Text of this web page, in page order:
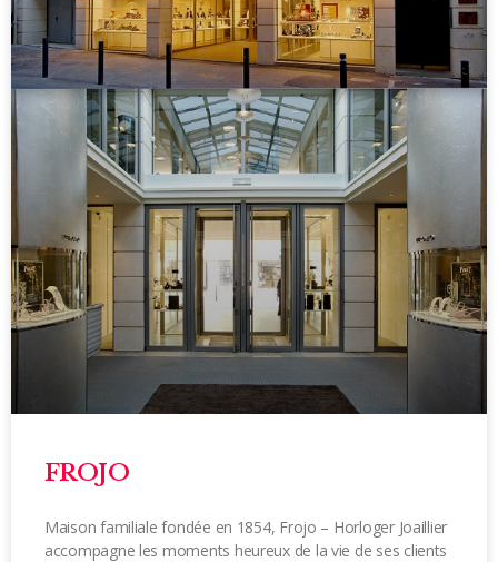
FROJO
Maison familiale fondée en 1854, Frojo – Horloger Joaillier
accompagne les moments heureux de la vie de ses clients